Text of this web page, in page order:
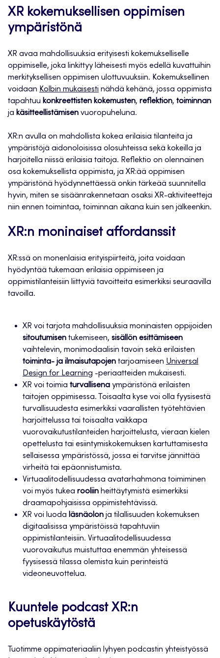
XR kokemuksellisen oppimisen
ympäristönä
XR avaa mahdollisuuksia erityisesti kokemukselliselle
oppimiselle, joka linkittyy läheisesti myös edellä kuvattuihin
merkityksellisen oppimisen ulottuvuuksiin. Kokemuksellinen
voidaan Kolbin mukaisesti nähdä kehänä, jossa oppimista
tapahtuu konkreettisten kokemusten, reflektion, toiminnan
ja käsitteellistämisen vuoropuheluna.
XR:n avulla on mahdollista kokea erilaisia tilanteita ja
ympäristöjä aidonoloisissa olosuhteissa sekä kokeilla ja
harjoitella niissä erilaisia taitoja. Reflektio on olennainen
osa kokemuksellista oppimista, ja XR:ää oppimisen
ympäristönä hyödynnettäessä onkin tärkeää suunnitella
hyvin, miten se sisäänrakennetaan osaksi XR-aktiviteetteja
niin ennen toimintaa, toiminnan aikana kuin sen jälkeenkin.
XR:n moninaiset affordanssit
XR:ssä on monenlaisia erityispiirteitä, joita voidaan
hyödyntää tukemaan erilaisia oppimiseen ja
oppimistilanteisiin liittyviä tavoitteita esimerkiksi seuraavilla
tavoilla.
XR voi tarjota mahdollisuuksia moninaisten oppijoiden
sitoutumisen tukemiseen, sisällön esittämiseen
vaihtelevin, monimodaalisin tavoin sekä erilaisten
toiminta- ja ilmaisutapojen tarjoamiseen Universal
Design for Learning -periaatteiden mukaisesti.
XR voi toimia turvallisena ympäristönä erilaisten
taitojen oppimisessa. Toisaalta kyse voi olla fyysisestä
turvallisuudesta esimerkiksi vaarallisten työtehtävien
harjoittelussa tai toisaalta vaikkapa
vuorovaikutustilanteiden harjoittelusta, vieraan kielen
opettelusta tai esiintymiskokemuksen kartuttamisesta
sellaisessa ympäristössä, jossa ei tarvitse jännittää
virheitä tai epäonnistumista.
Virtuaalitodellisuudessa avatarhahmona toimiminen
voi myös tukea rooliin heittäytymistä esimerkiksi
draamapohjaisissa oppimistehtävissä.
XR voi luoda läsnäolon ja tilallisuuden kokemuksen
digitaalisissa ympäristöissä tapahtuviin
oppimistilanteisiin. Virtuaalitodellisuudessa
vuorovaikutus muistuttaa enemmän yhteisessä
fyysisessä tilassa olemista kuin perinteistä
videoneuvottelua.
Kuuntele podcast XR:n
opetuskäytöstä
Tuotimme oppimateriaaliin lyhyen podcastin yhteistyössä